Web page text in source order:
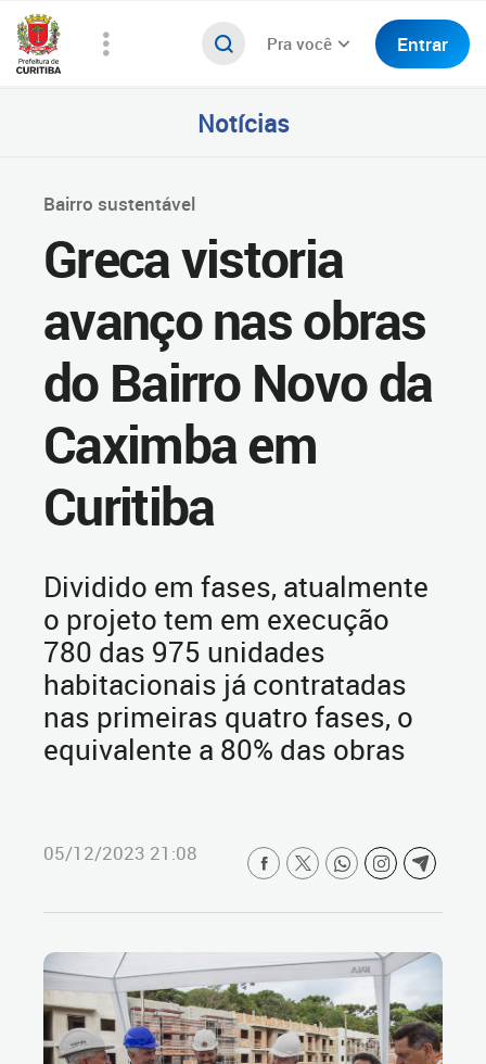
Pra você Entrar
Notícias
Bairro sustentável
Greca vistoria
avanço nas obras
do Bairro Novo da
Caximba em
Curitiba
Dividido em fases, atualmente
o projeto tem em execução
780 das 975 unidades
habitacionais já contratadas
nas primeiras quatro fases, o
equivalente a 80% das obras
05/12/2023 21:08